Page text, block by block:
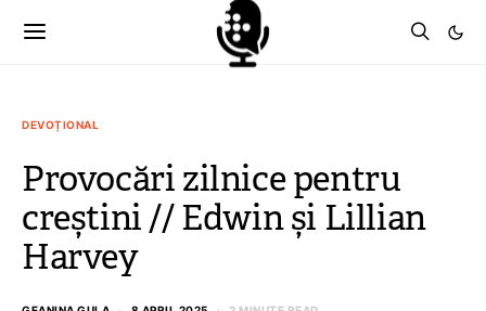
DEVOȚIONAL
Provocări zilnice pentru
creștini // Edwin și Lillian
Harvey